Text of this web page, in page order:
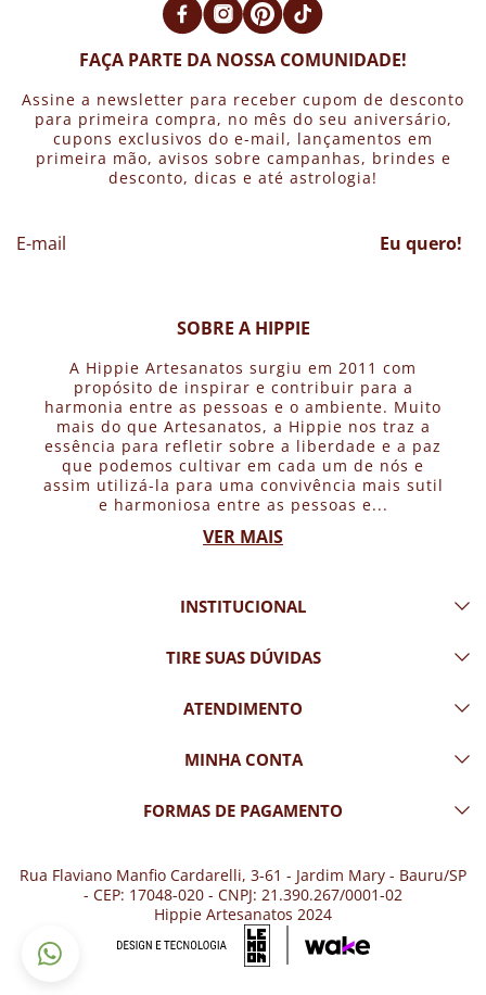
FAÇA PARTE DA NOSSA COMUNIDADE!
Assine a newsletter para receber cupom de desconto
para primeira compra, no mês do seu aniversário,
cupons exclusivos do e-mail, lançamentos em
primeira mão, avisos sobre campanhas, brindes e
desconto, dicas e até astrologia!
Eu quero!
SOBRE A HIPPIE
A Hippie Artesanatos surgiu em 2011 com
propósito de inspirar e contribuir para a
harmonia entre as pessoas e o ambiente. Muito
mais do que Artesanatos, a Hippie nos traz a
essência para refletir sobre a liberdade e a paz
que podemos cultivar em cada um de nós e
assim utilizá-la para uma convivência mais sutil
e harmoniosa entre as pessoas e...
VER MAIS
INSTITUCIONAL
TIRE SUAS DÚVIDAS
ATENDIMENTO
MINHA CONTA
FORMAS DE PAGAMENTO
Rua Flaviano Manfio Cardarelli, 3-61 - Jardim Mary - Bauru/SP
- CEP: 17048-020 - CNPJ: 21.390.267/0001-02
Hippie Artesanatos 2024